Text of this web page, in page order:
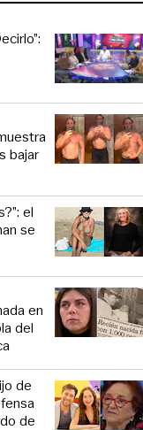
bajar
el
se
en
del
de
de